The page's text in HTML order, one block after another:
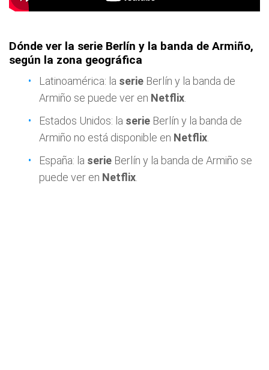
Dónde ver la serie Berlín y la banda de Armiño,
según la zona geográfica
Latinoamérica: la serie Berlín y la banda de
Armiño se puede ver en Netflix
Estados Unidos: la serie Berlín y la banda de
Armiño no está disponible en Netflix
España: la serie Berlín y la banda de Armiño se
puede ver en Netflix